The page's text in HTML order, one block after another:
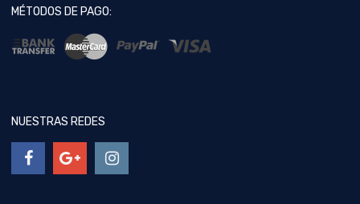
MÉTODOS DE PAGO:
NUESTRAS REDES